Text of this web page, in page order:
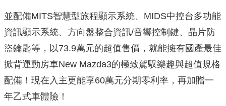
並配備MITS智慧型旅程顯示系統、MIDS中控台多功能
資訊顯示系統、方向盤整合資訊/音響控制鍵、晶片防
盜鑰匙等，以73.9萬元的超值售價，就能擁有國產最佳
掀背運動房車New Mazda3的極致駕馭樂趣與超值規格
配備！現在入主更能享60萬元分期零利率，再加贈一
年乙式車體險！